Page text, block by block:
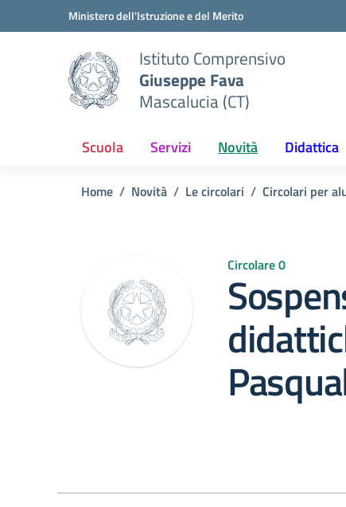
Vai ai contenuti
Vai al menu di navigazioneMinistero dell'Istruzione e del Merito
Istituto Comprensivo
Giuseppe Fava
Mascalucia (CT)
Scuola Servizi Novità Didattica
Home Novità Le circolari Circolari per
Circolare 0